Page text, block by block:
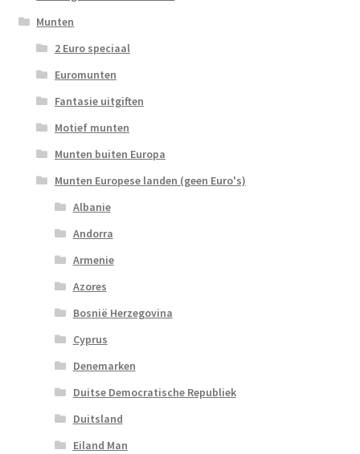
Munten
2 Euro speciaal
Euromunten
Fantasie uitgiften
Motief munten
Munten buiten Europa
Munten Europese landen (geen Euro's)
Albanie
Andorra
Armenie
Azores
Bosnië Herzegovina
Cyprus
Denemarken
Duitse Democratische Republiek
Duitsland
Eiland Man